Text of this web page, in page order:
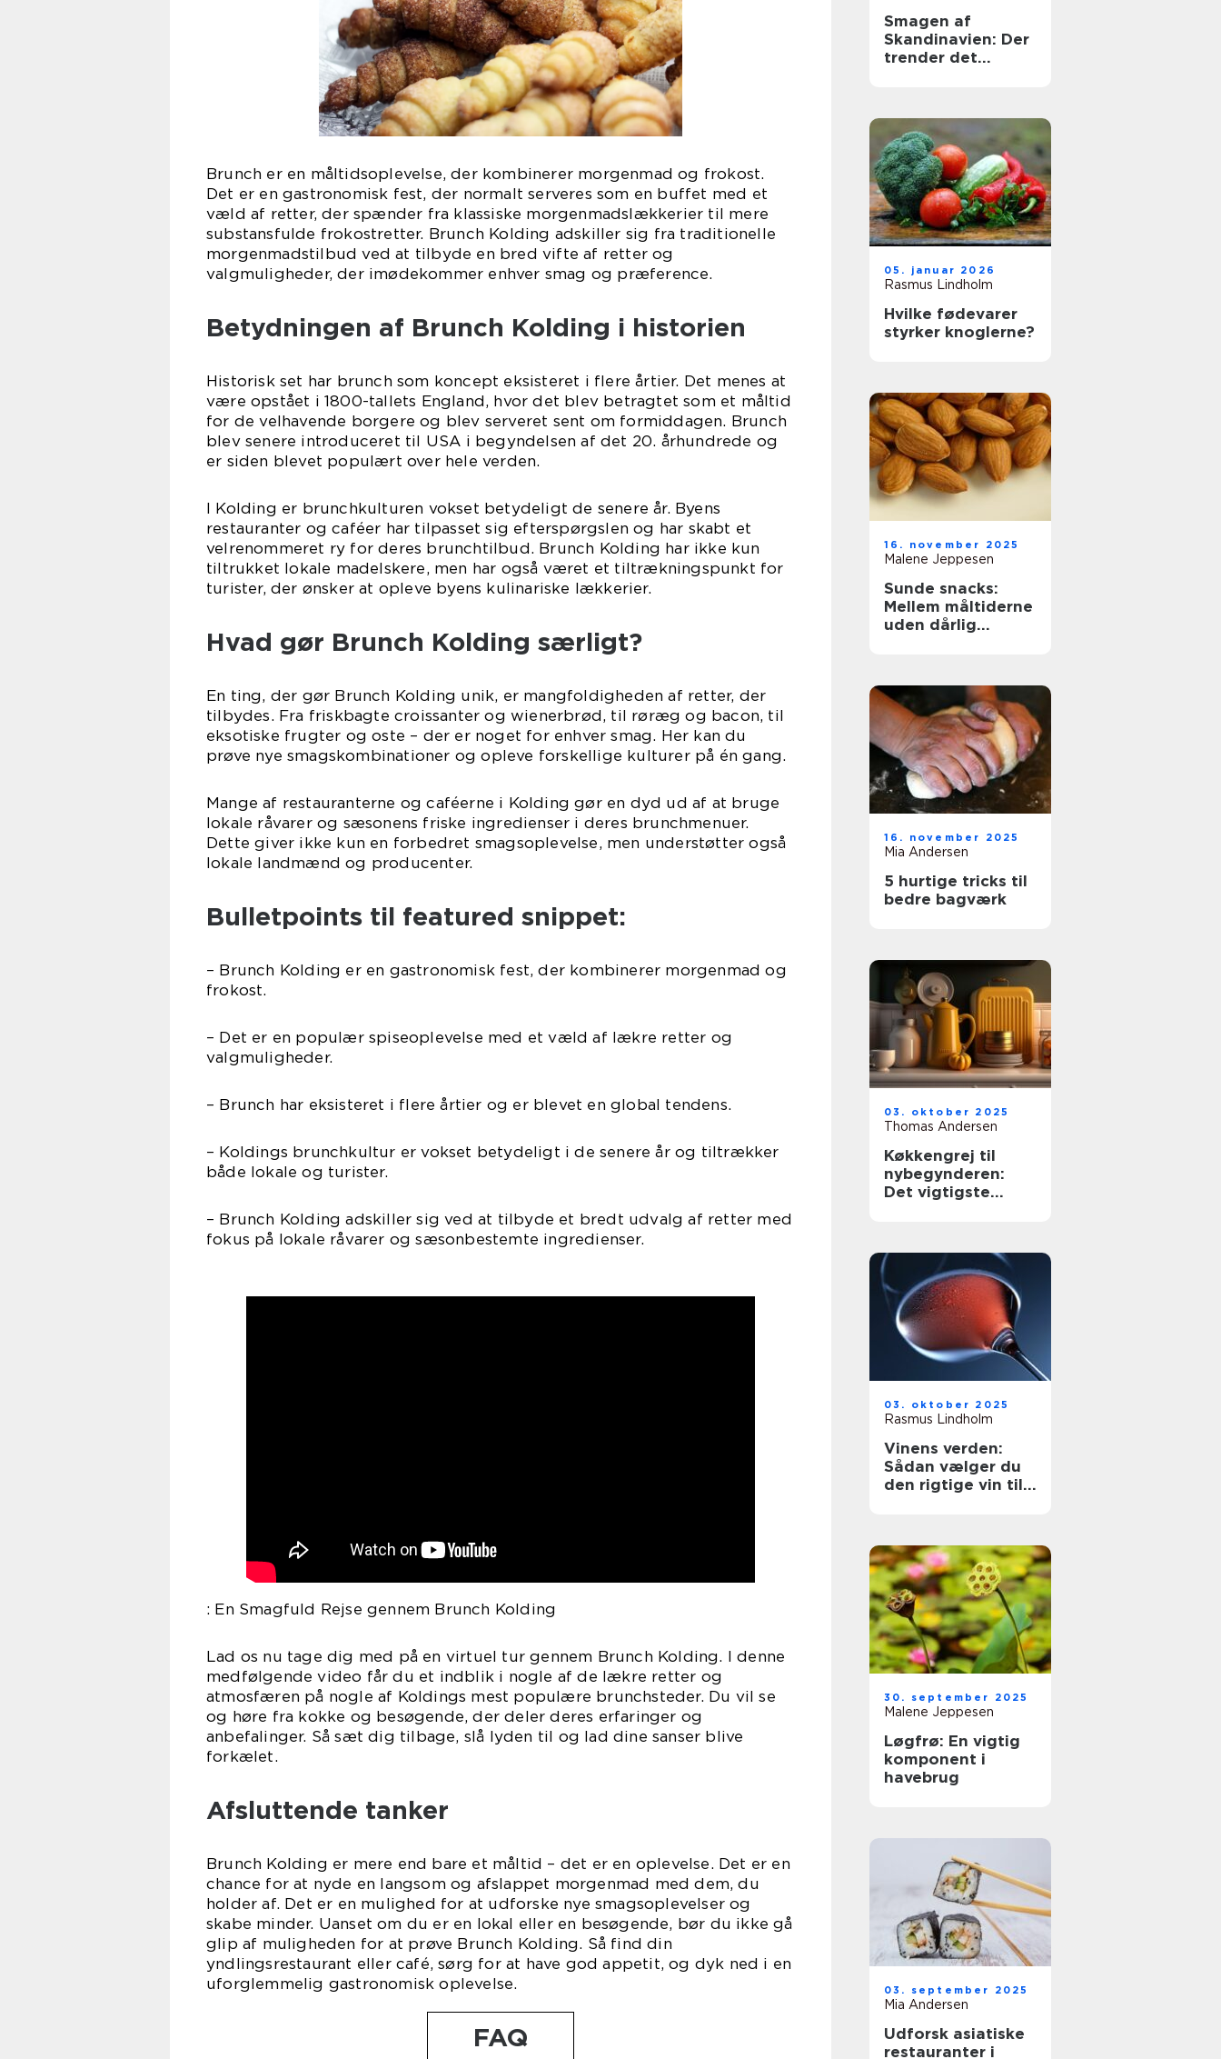
Brunch er en måltidsoplevelse, der kombinerer morgenmad og frokost.
Det er en gastronomisk fest, der normalt serveres som en buffet med et
væld af retter, der spænder fra klassiske morgenmadslækkerier til mere
substansfulde frokostretter. Brunch Kolding adskiller sig fra traditionelle
morgenmadstilbud ved at tilbyde en bred vifte af retter og
valgmuligheder, der imødekommer enhver smag og præference.
Betydningen af Brunch Kolding i historien
Historisk set har brunch som koncept eksisteret i flere årtier. Det menes at
være opstået i 1800-tallets England, hvor det blev betragtet som et måltid
for de velhavende borgere og blev serveret sent om formiddagen. Brunch
blev senere introduceret til USA i begyndelsen af det 20. århundrede og
er siden blevet populært over hele verden.
I Kolding er brunchkulturen vokset betydeligt de senere år. Byens
restauranter og caféer har tilpasset sig efterspørgslen og har skabt et
velrenommeret ry for deres brunchtilbud. Brunch Kolding har ikke kun
tiltrukket lokale madelskere, men har også været et tiltrækningspunkt for
turister, der ønsker at opleve byens kulinariske lækkerier.
Hvad gør Brunch Kolding særligt?
En ting, der gør Brunch Kolding unik, er mangfoldigheden af retter, der
tilbydes. Fra friskbagte croissanter og wienerbrød, til røræg og bacon, til
eksotiske frugter og oste – der er noget for enhver smag. Her kan du
prøve nye smagskombinationer og opleve forskellige kulturer på én gang.
Mange af restauranterne og caféerne i Kolding gør en dyd ud af at bruge
lokale råvarer og sæsonens friske ingredienser i deres brunchmenuer.
Dette giver ikke kun en forbedret smagsoplevelse, men understøtter også
lokale landmænd og producenter.
Bulletpoints til featured snippet:
– Brunch Kolding er en gastronomisk fest, der kombinerer morgenmad og
frokost.
– Det er en populær spiseoplevelse med et væld af lækre retter og
valgmuligheder.
– Brunch har eksisteret i flere årtier og er blevet en global tendens.
– Koldings brunchkultur er vokset betydeligt i de senere år og tiltrækker
både lokale og turister.
– Brunch Kolding adskiller sig ved at tilbyde et bredt udvalg af retter med
fokus på lokale råvarer og sæsonbestemte ingredienser.
: En Smagfuld Rejse gennem Brunch Kolding
Lad os nu tage dig med på en virtuel tur gennem Brunch Kolding. I denne
medfølgende video får du et indblik i nogle af de lækre retter og
atmosfæren på nogle af Koldings mest populære brunchsteder. Du vil se
og høre fra kokke og besøgende, der deler deres erfaringer og
anbefalinger. Så sæt dig tilbage, slå lyden til og lad dine sanser blive
forkælet.
Afsluttende tanker
Brunch Kolding er mere end bare et måltid – det er en oplevelse. Det er en
chance for at nyde en langsom og afslappet morgenmad med dem, du
holder af. Det er en mulighed for at udforske nye smagsoplevelser og
skabe minder. Uanset om du er en lokal eller en besøgende, bør du ikke gå
glip af muligheden for at prøve Brunch Kolding. Så find din
yndlingsrestaurant eller café, sørg for at have god appetit, og dyk ned i en
uforglemmelig gastronomisk oplevelse.
FAQ
Smagen af
Skandinavien: Der
trender det
05. januar 2026
Rasmus Lindholm
Hvilke fødevarer
styrker knoglerne?
16. november 2025
Malene Jeppesen
Sunde snacks:
Mellem måltiderne
uden dårlig
16. november 2025
Mia Andersen
5 hurtige tricks til
bedre bagværk
03. oktober 2025
Thomas Andersen
Køkkengrej til
nybegynderen:
Det vigtigste
03. oktober 2025
Rasmus Lindholm
Vinens verden:
Sådan vælger du
den rigtige vin til
30. september 2025
Malene Jeppesen
Løgfrø: En vigtig
komponent i
havebrug
03. september 2025
Mia Andersen
Udforsk asiatiske
restauranter i